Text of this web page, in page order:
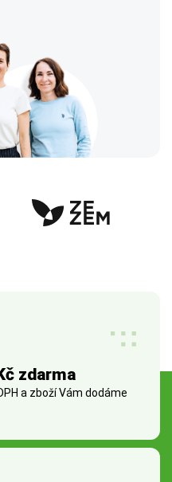
zdarma
a zboží Vám dodáme